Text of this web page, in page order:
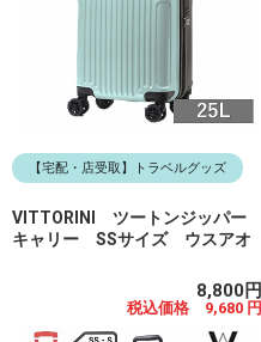
【宅配・店受取】トラベルグッズ
VITTORINI ツートンジッパー
キャリー SSサイズ ウスアオ
8,800円
税込価格 9,680 円